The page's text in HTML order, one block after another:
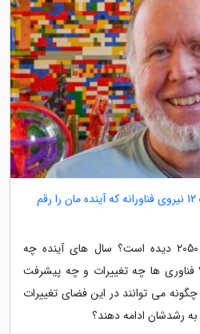
معرفی کتاب آینده نزدیک -درک 12 نیروی فناورانه که آینده مان را رقم
فناوری چه خوابی برای سال 2050 دیده است؟ سال های آینده چه
فناوری ها چه تغییرات و چه پیشرفت
می توانند در این فضای تغییرات
رشدشان ادامه دهند؟